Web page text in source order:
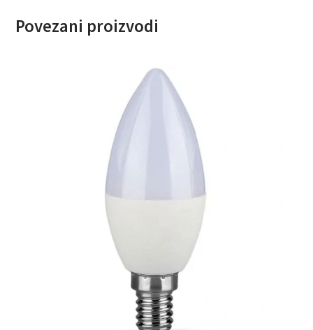
Povezani proizvodi